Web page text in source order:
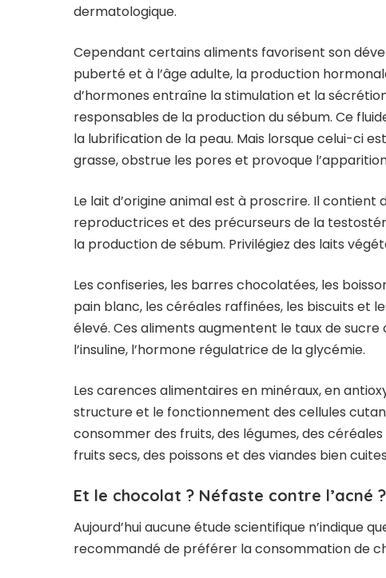
dermatologique.
Cependant certains aliments favorisent son
puberté et à l’âge adulte, la production
d’hormones entraîne la stimulation et la
responsables de la production du sébum. Ce
la lubrification de la peau. Mais lorsque celui-ci
grasse, obstrue les pores et provoque
Le lait d’origine animal est à proscrire. Il
reproductrices et des précurseurs de la
la production de sébum. Privilégiez des laits
Les confiseries, les barres chocolatées, les
pain blanc, les céréales raffinées, les biscuits et
élevé. Ces aliments augmentent le taux de
l’insuline, l’hormone régulatrice de la glycémie.
Les carences alimentaires en minéraux, en
structure et le fonctionnement des cellules
consommer des fruits, des légumes, des
fruits secs, des poissons et des viandes bien
Et le chocolat ? Néfaste contre l’acné ?
Aujourd’hui aucune étude scientifique n’indique
recommandé de préférer la consommation de